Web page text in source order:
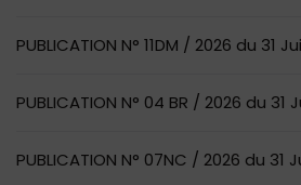
PUBLICATION N° 11DM / 2026 du 31
PUBLICATION N° 04 BR / 2026 du 31
PUBLICATION N° 07NC / 2026 du 31